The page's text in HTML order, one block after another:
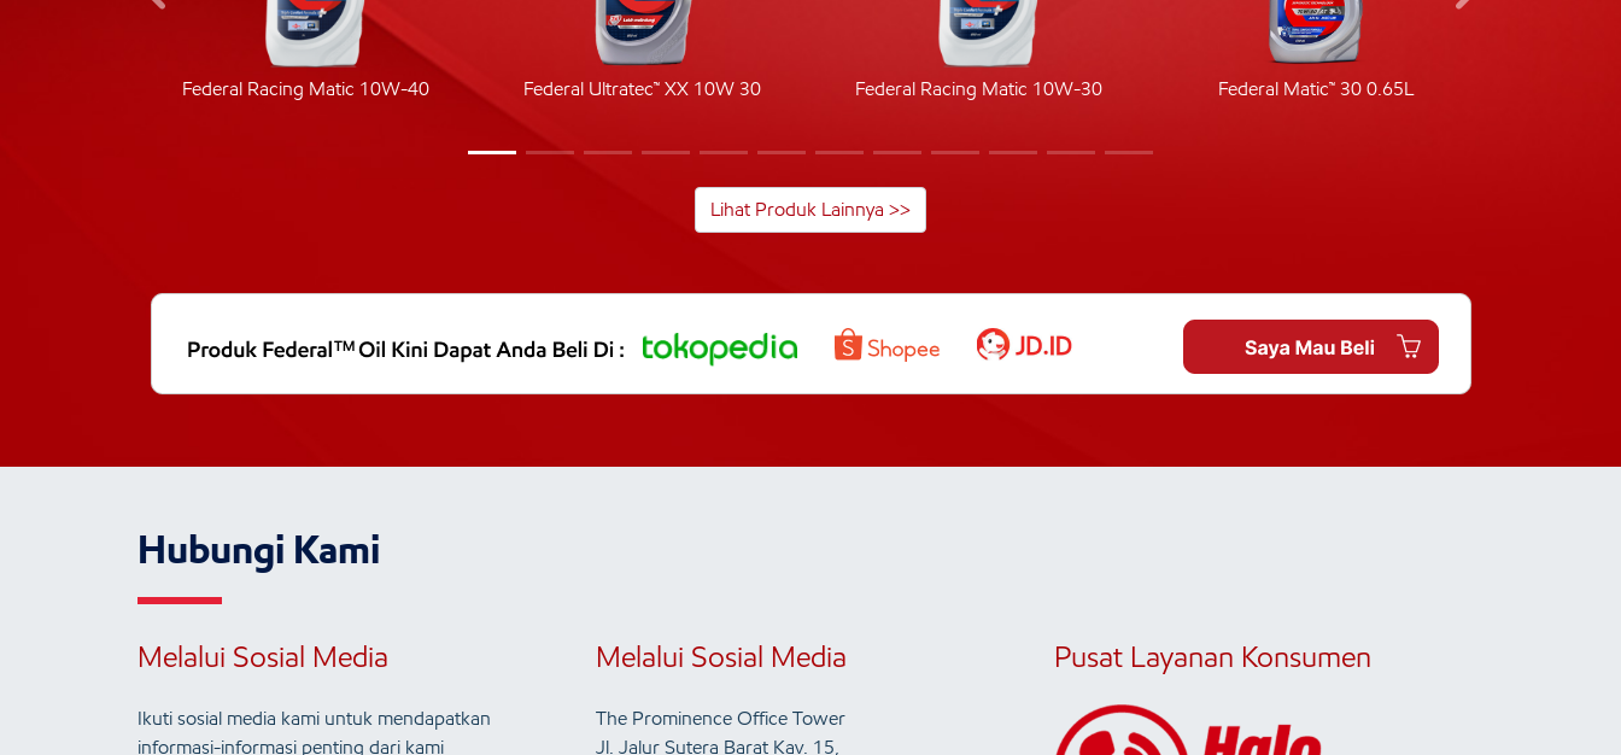
Federal Racing Matic 10W-40 Federal Ultratec™ XX 10W 30 Federal Racing Matic 10W-30 Federal Matic™ 30 0.65L
Lihat Produk Lainnya >>
Hubungi Kami
Melalui Sosial Media
Ikuti sosial media kami untuk mendapatkan
informasi-informasi penting dari kami
Melalui Sosial Media
The Prominence Office Tower
Jl. Jalur Sutera Barat Kav. 15,
Pusat Layanan Konsumen